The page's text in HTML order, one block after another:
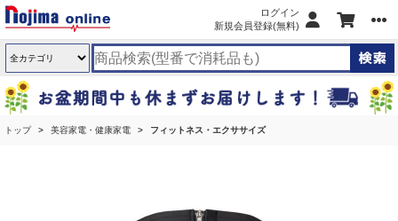
ログイン
新規会員登録(無料)
トップ 美容家電・健康家電 フィットネス・エクササイズ